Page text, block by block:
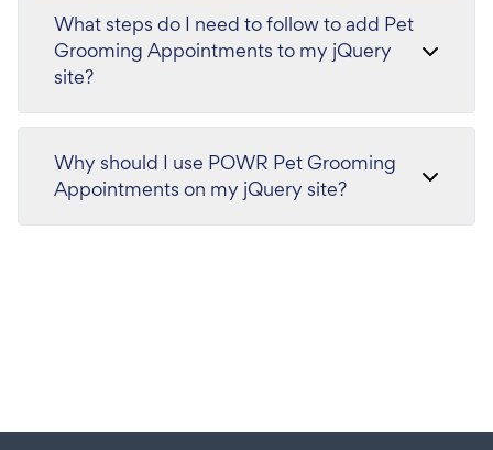
What steps do I need to follow to add Pet
Grooming Appointments to my jQuery
site?
Why should I use POWR Pet Grooming
Appointments on my jQuery site?